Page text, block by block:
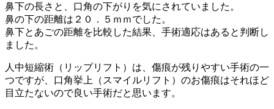
鼻下の長さと、口角の下がりを気にされていました。
鼻の下の距離は２０．５ｍｍでした。
鼻下とあごの距離を比較した結果、手術適応はあると判断し
ました。
人中短縮術（リップリフト）は、傷痕が残りやすい手術の一
つですが、口角挙上（ スマイルリフト ）のお傷痕はそれほど
目立たないので良い手術だと思います。